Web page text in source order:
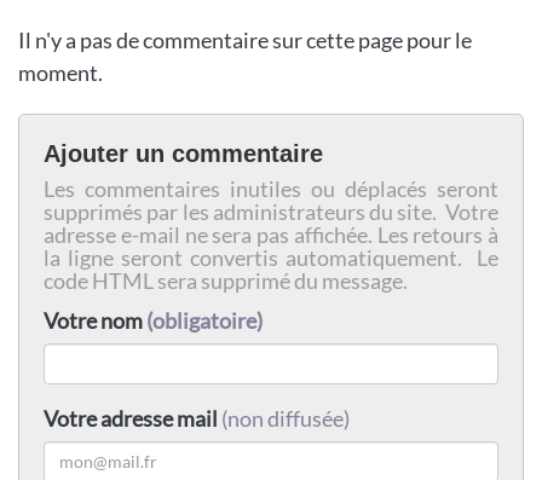
Il n'y a pas de commentaire sur cette page pour le
moment.
Ajouter un commentaire
Les commentaires inutiles ou déplacés seront
supprimés par les administrateurs du site. Votre
adresse e-mail ne sera pas affichée. Les retours à
la ligne seront convertis automatiquement. Le
code HTML sera supprimé du message.
Votre nom(obligatoire)
Votre adresse mail (non diffusée)